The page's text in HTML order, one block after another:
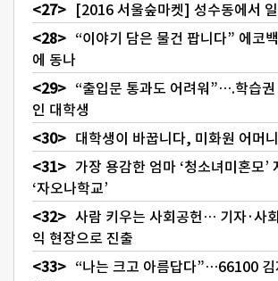
[2016 서울숲마켓] 성수동에서
“이야기 담은 물건 팝니다” 에코
에 동나
“출입문 통과도 어려워”….학습권
인 대학생
대학생이 바꿉니다, 미화원 어머
가장 용감한 엄마 ‘청소녀미혼모’
‘자오나학교’
사람 키우는 사회공헌… 기자·사
익 현장으로 진출
“나는 크고 아름답다”…66100 김